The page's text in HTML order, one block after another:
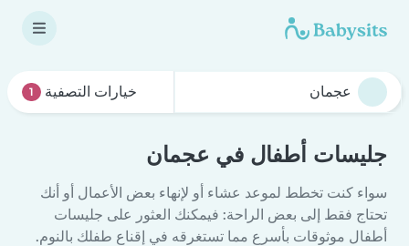
خيارات التصفية 1
جليسات أطفال في عجمان
سواء كنت تخطط لموعد عشاء أو لإنهاء بعض الأعمال أو أنك
تحتاج فقط إلى بعض الراحة: فيمكنك العثور على جليسات
أطفال موثوقات بأسرع مما تستغرقه في إقناع طفلك بالنوم.